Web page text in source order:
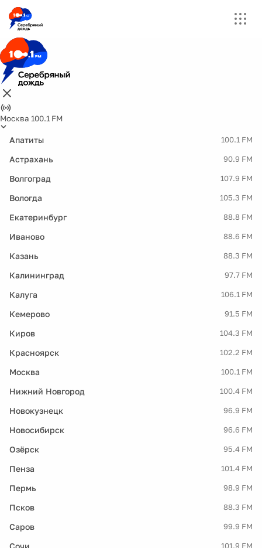
Москва 100.1 FM
Апатиты 100.1 FM
Астрахань 90.9 FM
Волгоград 107.9 FM
Вологда 105.3 FM
Екатеринбург 88.8 FM
Иваново 88.6 FM
Казань 88.3 FM
Калининград 97.7 FM
Калуга 106.1 FM
Кемерово 91.5 FM
Киров 104.3 FM
Красноярск 102.2 FM
Москва 100.1 FM
Нижний Новгород 100.4 FM
Новокузнецк 96.9 FM
Новосибирск 96.6 FM
Озёрск 95.4 FM
Пенза 101.4 FM
Пермь 98.9 FM
Псков 88.3 FM
Саров 99.9 FM
Сочи 101.9 FM